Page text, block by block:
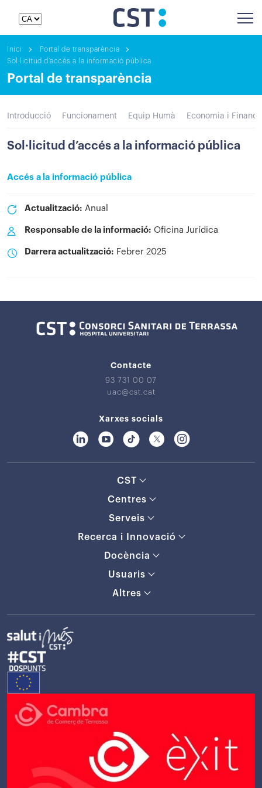
Inici
Portal de transparència
Sol·licitud d’accés a la informació pública
Portal de transparència
Introducció Funcionament Equip Humà Economia i
Sol·licitud d’accés a la informació pública
Accés a la informació pública
Actualització: Anual
Responsable de la informació: Oficina Jurídica
Darrera actualització: Febrer 2025
Contacte
93 731 00 07
uac@cst.cat
Xarxes socials
CST
Centres
Serveis
Recerca i Innovació
Docència
Usuaris
Altres